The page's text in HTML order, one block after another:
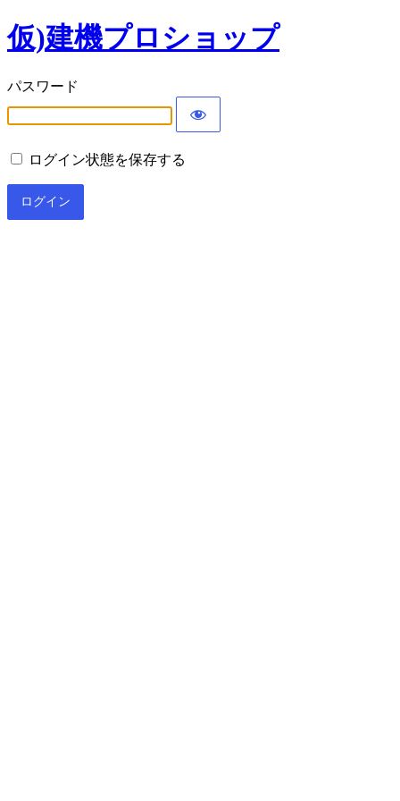
仮)建機プロショップ
パスワード
ログイン状態を保存する